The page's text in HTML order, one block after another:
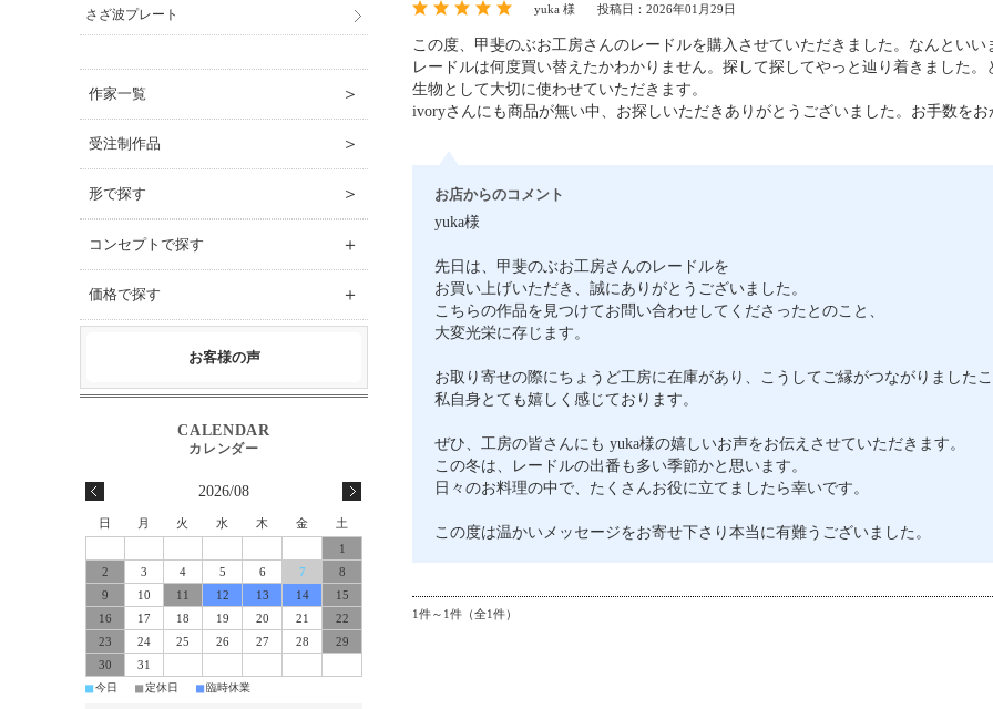
yuka 様 投稿日：2026年01月29日
この度、甲斐のぶお工房さんのレードルを購入させていただきました。なんとい
レードルは何度買い替えたかわかりません。探して探してやっと辿り着きました
生物として大切に使わせていただきます。
ivoryさんにも商品が無い中、お探しいただきありがとうございました。お手数を
お店からのコメント
yuka様
先日は、甲斐のぶお工房さんのレードルを
お買い上げいただき、誠にありがとうございました。
こちらの作品を見つけてお問い合わせしてくださったとのこと、
大変光栄に存じます。
お取り寄せの際にちょうど工房に在庫があり、こうしてご縁がつながりました
私自身とても嬉しく感じております。
ぜひ、工房の皆さんにも yuka様の嬉しいお声をお伝えさせていただきます。
この冬は、レードルの出番も多い季節かと思います。
日々のお料理の中で、たくさんお役に立てましたら幸いです。
この度は温かいメッセージをお寄せ下さり本当に有難うございました。
1件～1件（全1件）
さざ波プレート
作家一覧 ＞
受注制作品 ＞
形で探す ＞
コンセプトで探す ＋
価格で探す ＋
お客様の声
2026/08
日 月 火 水 木 金
土
1
2
3 4 5 6 7
8
9
10 11 12 13 14
15
16
17 18 19 20 21
22
23
24 25 26 27 28
29
30
31
■今日 ■定休日 ■臨時休業